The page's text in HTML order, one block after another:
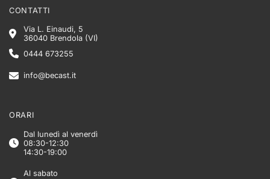
CONTATTI
Via L. Einaudi, 5
36040 Brendola (VI)
0444 673255
info@becast.it
ORARI
Dal lunedì al venerdì
08:30-12:30
14:30-19:00
Al sabato